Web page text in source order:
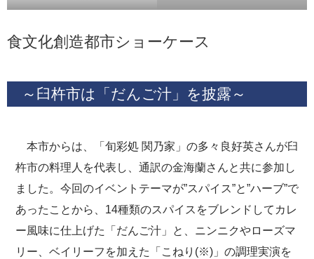
食文化創造都市ショーケース
～臼杵市は「だんご汁」を披露～
本市からは、「旬彩処 関乃家」の多々良好英さんが臼
杵市の料理人を代表し、通訳の金海蘭さんと共に参加し
ました。今回のイベントテーマが”スパイス”と”ハーブ”で
あったことから、14種類のスパイスをブレンドしてカレ
ー風味に仕上げた「だんご汁」と、ニンニクやローズマ
リー、ベイリーフを加えた「こねり(※)」の調理実演を